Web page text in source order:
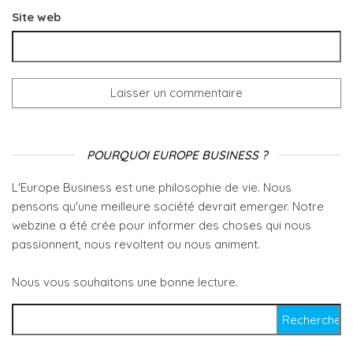
Site web
POURQUOI EUROPE BUSINESS ?
L'Europe Business est une philosophie de vie. Nous
pensons qu'une meilleure société devrait emerger. Notre
webzine a été crée pour informer des choses qui nous
passionnent, nous revoltent ou nous animent.
Nous vous souhaitons une bonne lecture.